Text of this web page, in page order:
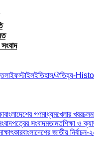
লাইফস্টাইলইতিহাস/ঐতিহ্য-
বাংলাদেশের গণমাধ্যমখেলার খবর
সংবাদমতামতশিক্ষা ও
বাংলাদেশের জাতীয়